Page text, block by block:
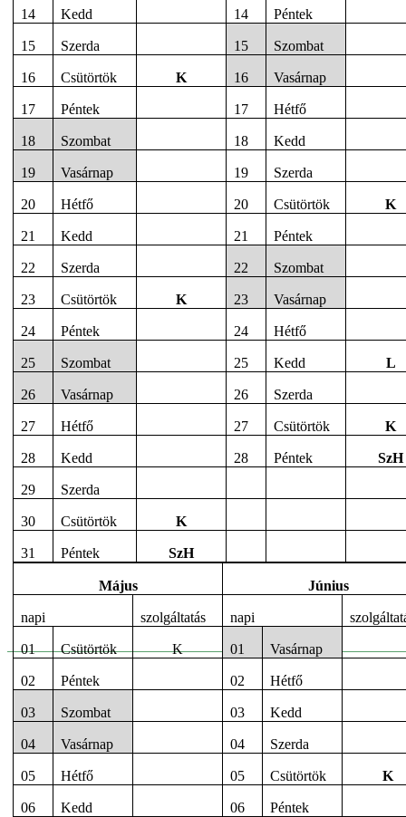
14 Kedd 14 Péntek
15 Szerda 15 Szombat
16 Csütörtök K 16 Vasárnap
17 Péntek 17 Hétfő
18 Szombat 18 Kedd
19 Vasárnap 19 Szerda
20 Hétfő 20 Csütörtök K
21 Kedd 21 Péntek
22 Szerda 22 Szombat
23 Csütörtök K 23 Vasárnap
24 Péntek 24 Hétfő
25 Szombat 25 Kedd L
26 Vasárnap 26 Szerda
27 Hétfő 27 Csütörtök K
28 Kedd 28 Péntek SzH
29 Szerda
30 Csütörtök K
31 Péntek SzH
Május Június
napi szolgáltatás napi
01 Csütörtök K 01 Vasárnap
02 Péntek 02 Hétfő
03 Szombat 03 Kedd
04 Vasárnap 04 Szerda
05 Hétfő 05 Csütörtök K
06 Kedd 06 Péntek